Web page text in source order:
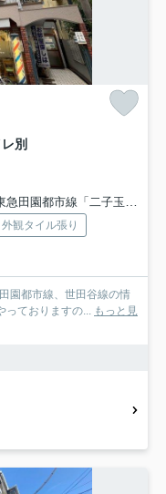
別
田園都市線「二子玉川」駅 徒歩20分
外観タイル張り
園都市線、世田谷線の情
っておりますの... もっと見